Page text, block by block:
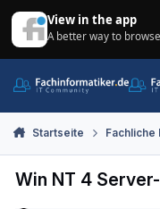
View in the app
A better way to
Startseite
Win NT 4